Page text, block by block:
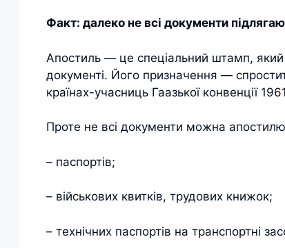
Факт: далеко не всі документи
Апостиль — це спеціальний штамп, який
документі. Його призначення —
країнах-учасниць Гаазької конвенції
Проте не всі документи можна
– паспортів;
– військових квитків, трудових книжок;
– технічних паспортів на транспортні